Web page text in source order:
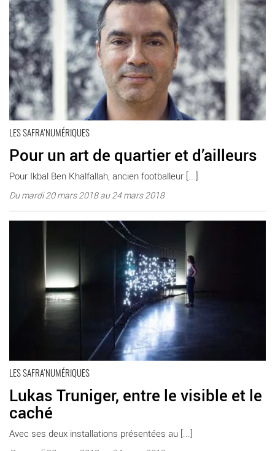
LES SAFRA’NUMÉRIQUES
Pour un art de quartier et d’ailleurs
Pour Ikbal Ben Khalfallah, ancien footballeur [...]
Du mardi 20 mars 2018 au 24 mars 2018
LES SAFRA’NUMÉRIQUES
Lukas Truniger, entre le visible et le
caché
Avec ses deux installations présentées au [...]